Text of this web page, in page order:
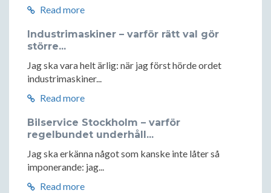
Read more
Industrimaskiner – varför rätt val gör
större...
Jag ska vara helt ärlig: när jag först hörde ordet
industrimaskiner...
Read more
Bilservice Stockholm – varför
regelbundet underhåll...
Jag ska erkänna något som kanske inte låter så
imponerande: jag...
Read more